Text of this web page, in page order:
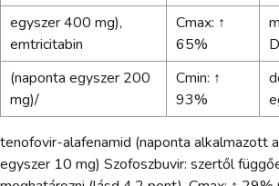
egyszer 400 mg),
emtricitabin
Cmax: ↑
65%
(naponta egyszer 200
mg)/
Cmin: ↑
93%
tenofovir-alafenamid (naponta alkalmazott
egyszer 10 mg) Szofoszbuvir: szertől